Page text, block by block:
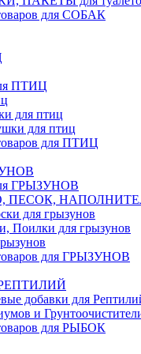
для СОБАК
ПТИЦ
для птиц
для птиц
для ПТИЦ
ГРЫЗУНОВ
НАПОЛНИТЕЛИ
для грызунов
Поилки для грызунов
для ГРЫЗУНОВ
РЕПТИЛИЙ
добавки для
и
для РЫБОК